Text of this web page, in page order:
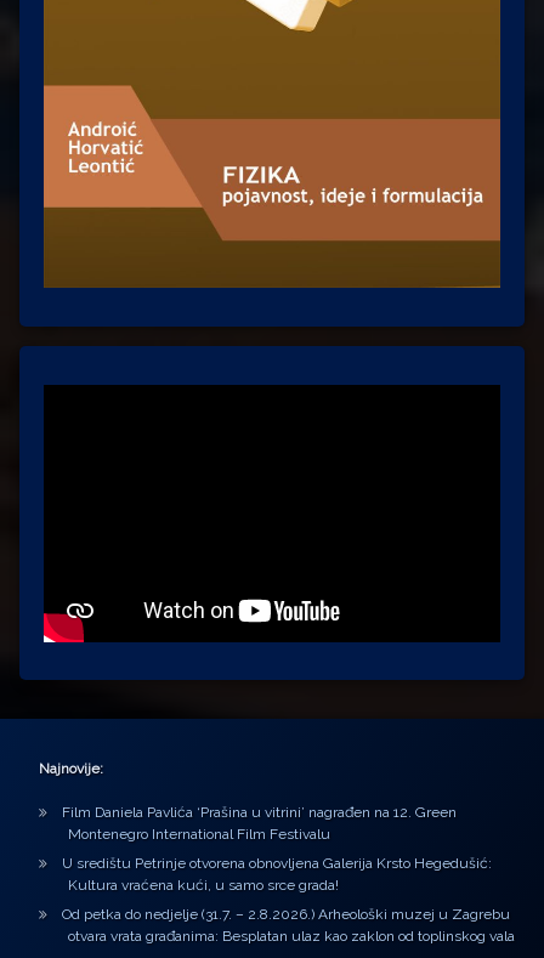
Najnovije:
Film Daniela Pavlića ‘Prašina u vitrini’ nagrađen na 12. Green
Montenegro International Film Festivalu
U središtu Petrinje otvorena obnovljena Galerija Krsto Hegedušić:
Kultura vraćena kući, u samo srce grada!
Od petka do nedjelje (31.7. – 2.8.2026.) Arheološki muzej u Zagrebu
otvara vrata građanima: Besplatan ulaz kao zaklon od toplinskog vala